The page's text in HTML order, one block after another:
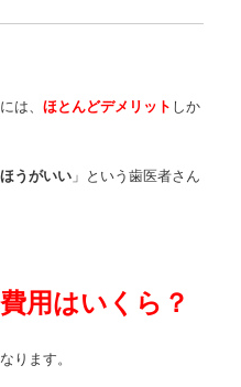
は、ほとんどデメリット しか
うがいい 」という歯医者さん
用はいくら？
ります。